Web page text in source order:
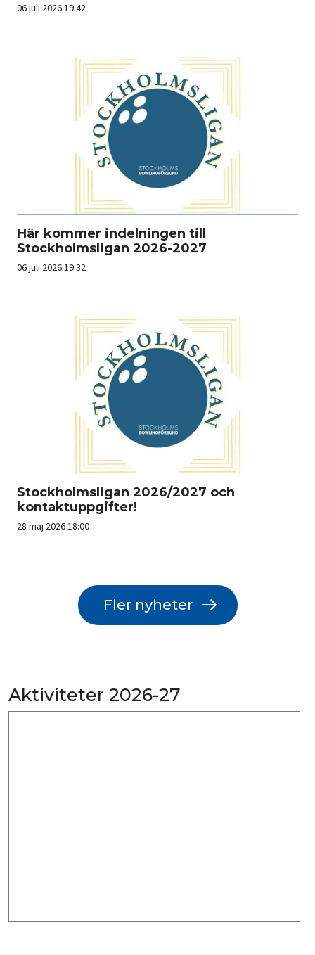
06 juli 2026 19:42
Här kommer indelningen till
Stockholmsligan 2026-2027
06 juli 2026 19:32
Stockholmsligan 2026/2027 och
kontaktuppgifter!
28 maj 2026 18:00
Fler nyheter
Aktiviteter 2026-27